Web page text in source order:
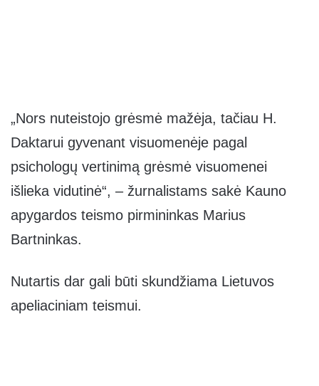
„Nors nuteistojo grėsmė mažėja, tačiau H.
Daktarui gyvenant visuomenėje pagal
psichologų vertinimą grėsmė visuomenei
išlieka vidutinė“, – žurnalistams sakė Kauno
apygardos teismo pirmininkas Marius
Bartninkas.
Nutartis dar gali būti skundžiama Lietuvos
apeliaciniam teismui.